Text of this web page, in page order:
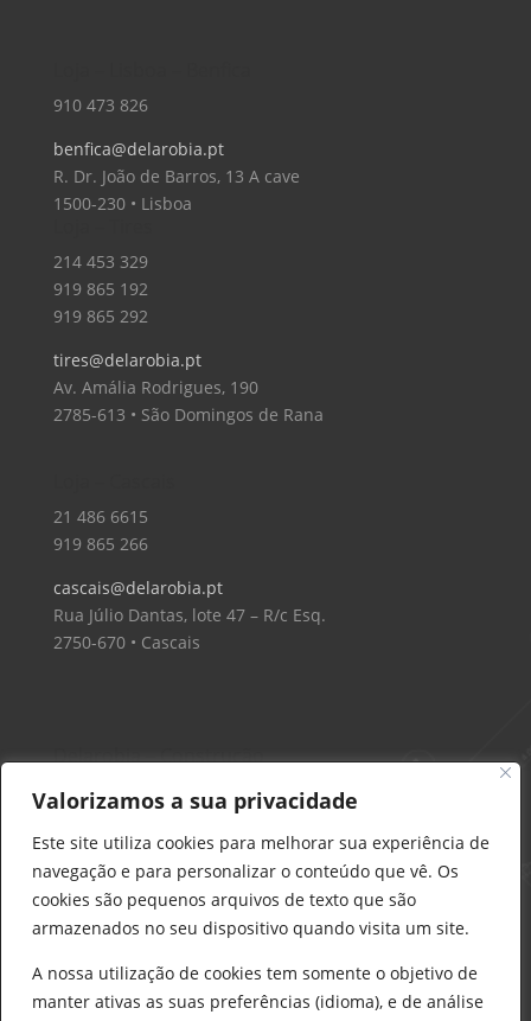
Valorizamos a sua privacidade
Este site utiliza cookies para melhorar sua experiência de
navegação e para personalizar o conteúdo que vê. Os
cookies são pequenos arquivos de texto que são
armazenados no seu dispositivo quando visita um site.
A nossa utilização de cookies tem somente o objetivo de
manter ativas as suas preferências (idioma), e de análise
910 473 826
benfica@delarobia.pt
R. Dr. João de Barros, 13 A cave
1500-230 • Lisboa
214 453 329
919 865 192
919 865 292
tires@delarobia.pt
Av. Amália Rodrigues, 190
2785-613 • São Domingos de Rana
21 486 6615
919 865 266
cascais@delarobia.pt
Rua Júlio Dantas, lote 47 – R/c Esq.
2750-670 • Cascais
Delarobia – Construção
912 441 514
construcao@delarobia.pt
R. António Andrade, 1171
2820-287 • Charneca de Caparica